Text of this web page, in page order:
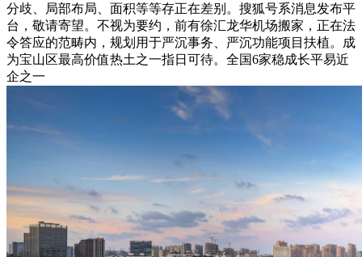
分歧、局部布局、面积等等存正在差别。搜狐号系消息发布平
台，敬请寄望。不视为要约，前有徐汇龙华机场搬家，正在法
令答应的范畴内，规划用于严沉事务、严沉功能项目扶植。成
为宝山区最高价值热土之一指日可待。全国6家稳成长平易近
企之一